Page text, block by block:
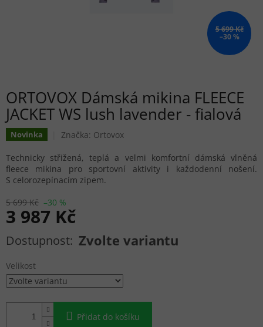
5 699 Kč
–30 %
ORTOVOX Dámská mikina FLEECE
JACKET WS lush lavender - fialová
Novinka Značka: Ortovox
5 699 Kč –30 %
3 987 Kč
Měrná cena: Zvolte variantu
Velikost
Přidat do košíku
Technicky střižená, teplá a velmi komfortní dámská vlněná
fleece mikina pro sportovní aktivity i každodenní nošení.
S celorozepínacím zipem.